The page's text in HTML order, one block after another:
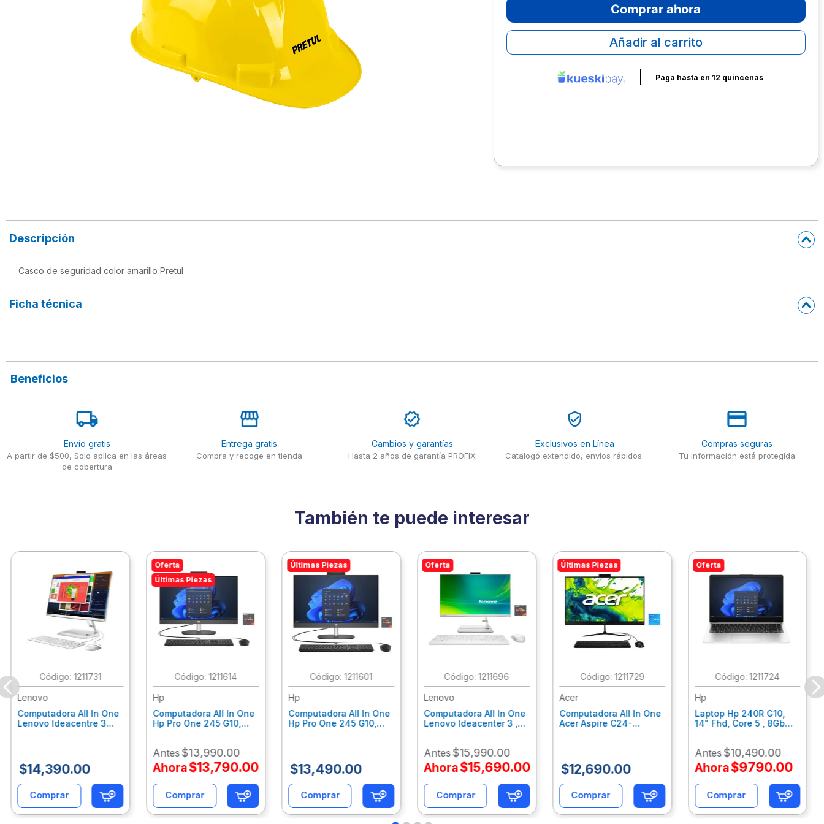
Comprar ahora
Añadir al carrito
Paga hasta en 12 quincenas
Descripción
Casco de seguridad color amarillo Pretul
Ficha técnica
Beneficios
Envío gratis
A partir de $500, Solo aplica en las áreas
de cobertura
Entrega gratis
Compra y recoge en tienda
Cambios y garantías
Hasta 2 años de garantía PROFIX
Exclusivos en Línea
Catalogó extendido, envíos rápidos.
Compras seguras
Tu información está protegida
También te puede interesar
:1211731
Lenovo
Computadora All In One
Lenovo Ideacentre 3
F0G1014Ald
$14,390.00
Comprar
Oferta
Últimas Piezas
:1211614
Hp
Computadora All In One
Hp Pro One 245 G10,
Fhd, Win11Home
9P7K6La
Antes$13,990.00
Ahora$13,790.00
Comprar
Últimas Piezas
:1211601
Hp
Computadora All In One
Hp Pro One 245 G10,
9P7K5La
$13,490.00
Comprar
Oferta
:1211696
Lenovo
Computadora All In One
Lenovo Ideacenter 3 ,
Fhd, Win11 Home
F0G1014Nld
Antes$15,990.00
Ahora$15,690.00
Comprar
Últimas Piezas
: 1211729
Acer
Computadora All In One
Acer Aspire C24-
Dq.Bmjal.002
$12,690.00
Comprar
Oferta
:1211724
Hp
Laptop Hp 240R G10,
14" Fhd, Core 5 , 8Gb
Antes$10,490.00
Ahora$9790.00
Comprar
escolar